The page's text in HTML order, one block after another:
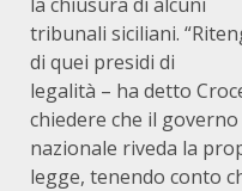
tribunali siciliani.
di quei presidi di
legalità – ha detto
chiedere che il governo
nazionale riveda la
legge, tenendo conto